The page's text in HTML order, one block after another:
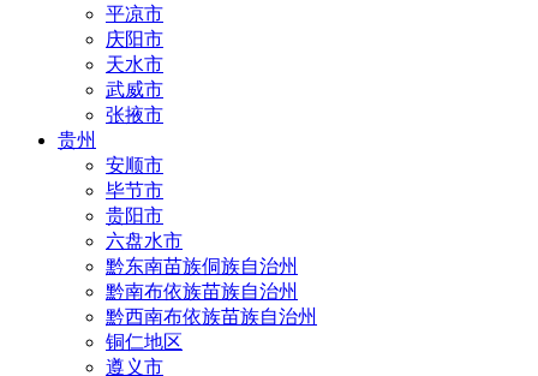
平凉市
庆阳市
天水市
武威市
张掖市
贵州
安顺市
毕节市
贵阳市
六盘水市
黔东南苗族侗族自治州
黔南布依族苗族自治州
黔西南布依族苗族自治州
铜仁地区
遵义市